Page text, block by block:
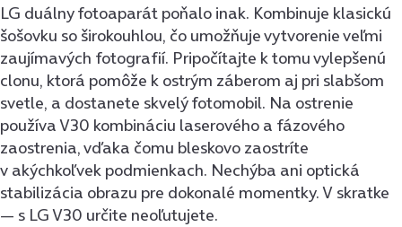
LG duálny fotoaparát poňalo inak. Kombinuje klasickú
šošovku so širokouhlou, čo umožňuje vytvorenie veľmi
zaujímavých fotografií. Pripočítajte k tomu vylepšenú
clonu, ktorá pomôže k ostrým záberom aj pri slabšom
svetle, a dostanete skvelý fotomobil. Na ostrenie
používa V30 kombináciu laserového a fázového
zaostrenia, vďaka čomu bleskovo zaostríte
v akýchkoľvek podmienkach. Nechýba ani optická
stabilizácia obrazu pre dokonalé momentky. V skratke
— s LG V30 určite neoľutujete.